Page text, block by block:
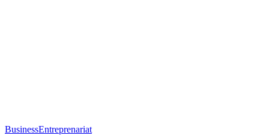
BusinessEntreprenariat